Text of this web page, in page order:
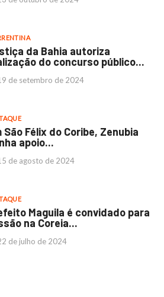
da Bahia autoriza
do concurso público...
de setembro de 2024
São Félix do Coribe, Zenubia
apoio...
de agosto de 2024
Maguila é convidado para
na Coreia...
de julho de 2024